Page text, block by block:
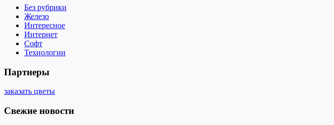
Без рубрики
Железо
Интересное
Интернет
Софт
Технологии
Партнеры
заказать цветы
Свежие новости